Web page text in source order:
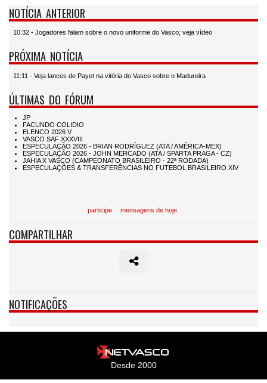
NOTÍCIA ANTERIOR
10:32 - Jogadores falam sobre o novo uniforme do Vasco; veja vídeo
PRÓXIMA NOTÍCIA
11:11 - Veja lances de Payet na vitória do Vasco sobre o Madureira
ÚLTIMAS DO FÓRUM
participe mensagens de hoje
COMPARTILHAR
NOTIFICAÇÕES
Desde 2000